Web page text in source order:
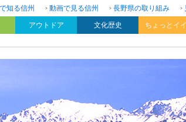
知る信州 動画で見る信州 長野県の取り組み
アウトドア 文化歴史 ちょっとイ